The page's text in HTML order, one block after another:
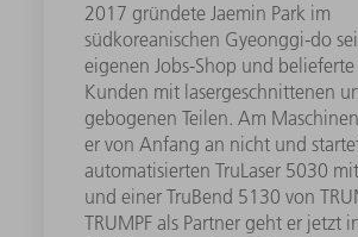
2017 gründete Jaemin Park im
südkoreanischen Gyeonggi-do
eigenen Jobs-Shop und
Kunden mit lasergeschnittenen
gebogenen Teilen. Am
er von Anfang an nicht und
automatisierten TruLaser 5030
und einer TruBend 5130 von
TRUMPF als Partner geht er jetzt